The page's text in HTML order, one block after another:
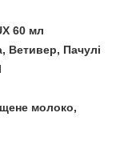
60 мл
Ветивер, Пачулі
молоко,